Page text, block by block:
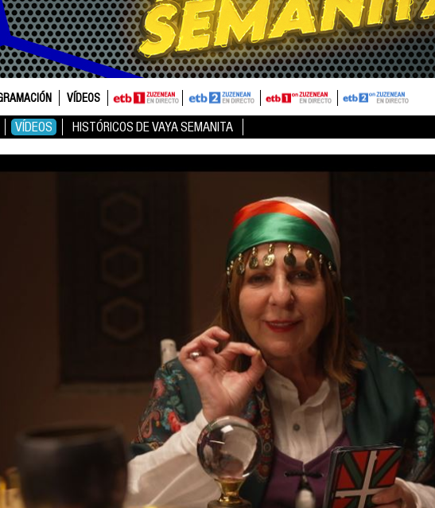
VÍDEOS
VÍDEOS HISTÓRICOS DE VAYA SEMANITA